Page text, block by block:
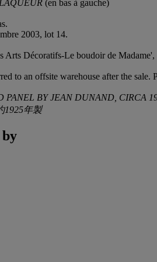
(en bas à gauche)
2003, lot 14.
Arts Décoratifs-Le boudoir de Madame',
to an offsite warehouse after the sale.
PANEL BY JEAN DUNAND, CIRCA
1925年製